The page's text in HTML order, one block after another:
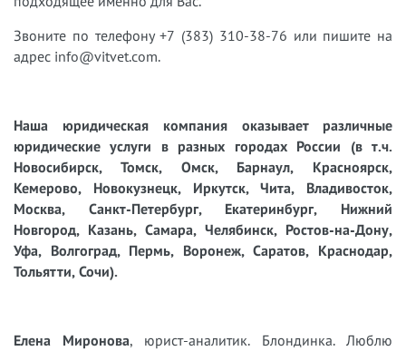
Звоните по телефону +7 (383) 310-38-76 или пишите на
адрес info@vitvet.com.
Наша юридическая компания оказывает различные
юридические услуги в разных городах России (в т.ч.
Новосибирск, Томск, Омск, Барнаул, Красноярск,
Кемерово, Новокузнецк, Иркутск, Чита, Владивосток,
Москва, Санкт-Петербург, Екатеринбург, Нижний
Новгород, Казань, Самара, Челябинск, Ростов-на-Дону,
Уфа, Волгоград, Пермь, Воронеж, Саратов, Краснодар,
Тольятти, Сочи).
Елена Миронова, юрист-аналитик. Блондинка. Люблю